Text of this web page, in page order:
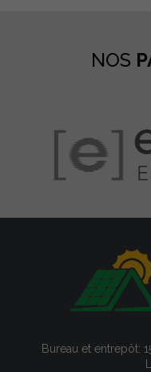
NOS
Bureau et entrepôt: